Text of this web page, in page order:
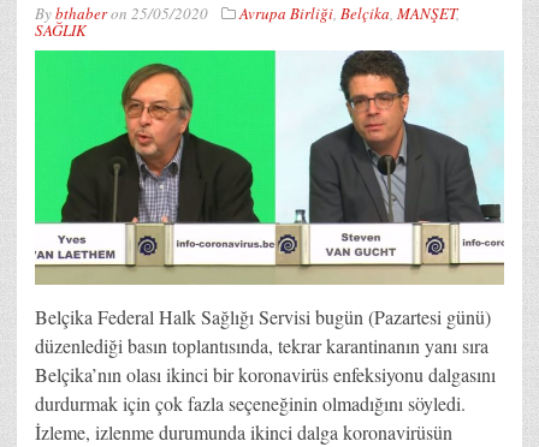
Bybthaberon 25/05/2020 Avrupa Birliği, Belçika, MANŞET,
SAĞLIK
Belçika Federal Halk Sağlığı Servisi bugün (Pazartesi günü)
düzenlediği basın toplantısında, tekrar karantinanın yanı sıra
Belçika’nın olası ikinci bir koronavirüs enfeksiyonu dalgasını
durdurmak için çok fazla seçeneğinin olmadığını söyledi.
İzleme, izlenme durumunda ikinci dalga koronavirüsün